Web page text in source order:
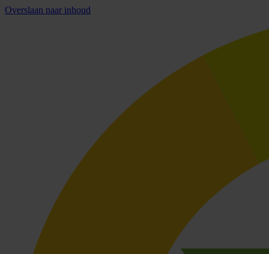
Overslaan naar inhoud